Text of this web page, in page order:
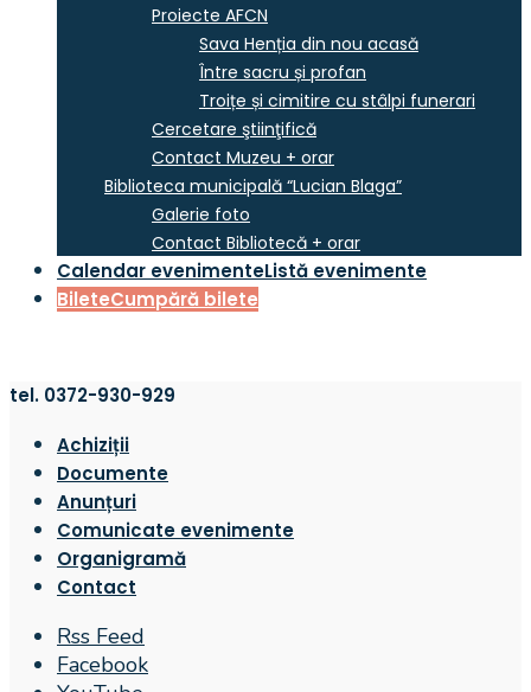
Proiecte AFCN
Sava Henția din nou acasă
Între sacru și profan
Troițe și cimitire cu stâlpi funerari
Cercetare ştiinţifică
Contact Muzeu + orar
Biblioteca municipală “Lucian Blaga”
Galerie foto
Contact Bibliotecă + orar
Calendar evenimenteListă evenimente
BileteCumpără bilete
tel. 0372-930-929
Achiziții
Documente
Anunțuri
Comunicate evenimente
Organigramă
Contact
Rss Feed
Facebook